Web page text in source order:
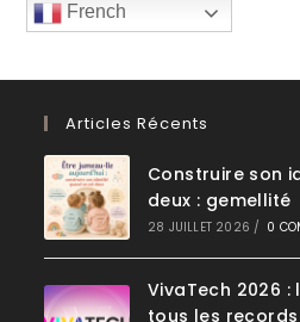
French
Articles Récents
Construire son
deux : gemellité
28 JUILLET 2026 / 0
VivaTech 2026 :
tous les